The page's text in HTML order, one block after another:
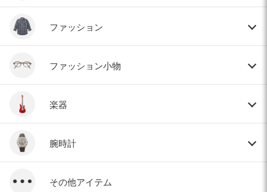
ファッション
ファッション小物
楽器
腕時計
その他アイテム